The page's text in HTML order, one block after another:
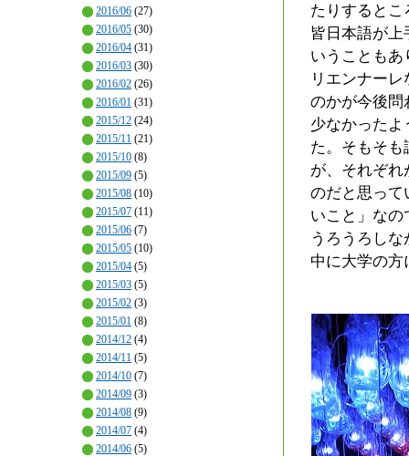
2016/06 (27)
2016/05 (30)
2016/04 (31)
2016/03 (30)
2016/02 (26)
2016/01 (31)
2015/12 (24)
2015/11 (21)
2015/10 (8)
2015/09 (5)
2015/08 (10)
2015/07 (11)
2015/06 (7)
2015/05 (10)
2015/04 (5)
2015/03 (5)
2015/02 (3)
2015/01 (8)
2014/12 (4)
2014/11 (5)
2014/10 (7)
2014/09 (3)
2014/08 (9)
2014/07 (4)
2014/06 (5)
たりすると
皆日本語が
いうことも
リエンナー
のかが今後問
少なかった
た。そもそ
が、それぞ
のだと思って
いこと」な
うろうろし
中に大学の